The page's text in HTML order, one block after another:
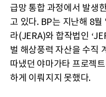
급망 통합 과정에서 발생
고 있다. BP는 지난해 8월
라(JERA)와 합작법인
벌 해상풍력 자산을 수직
따냈던 야마가타 프로젝
하게 이뤄지지 못했다.